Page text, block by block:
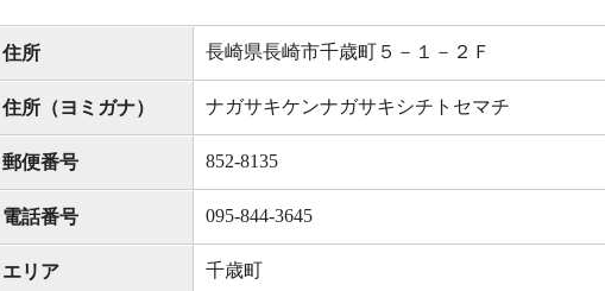
住所 長崎県長崎市千歳町５－１－２Ｆ
住所（ヨミガナ） ナガサキケンナガサキシチトセマチ
郵便番号 852-8135
電話番号 095-844-3645
エリア 千歳町